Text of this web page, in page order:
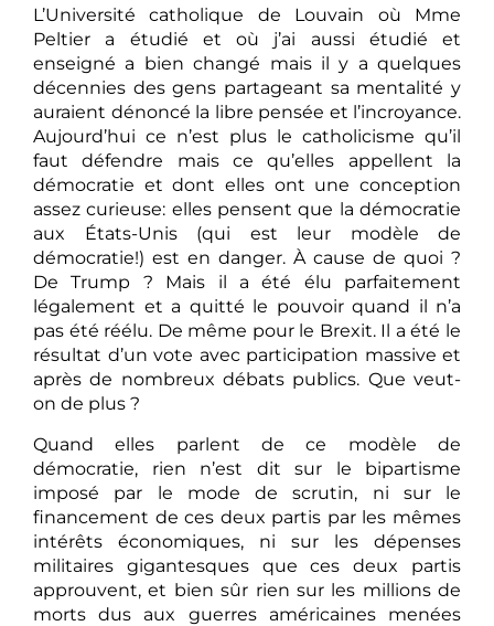
L’Université catholique de Louvain où Mme
Peltier a étudié et où j’ai aussi étudié et
enseigné a bien changé mais il y a quelques
décennies des gens partageant sa mentalité y
auraient dénoncé la libre pensée et l’incroyance.
Aujourd’hui ce n’est plus le catholicisme qu’il
faut défendre mais ce qu’elles appellent la
démocratie et dont elles ont une conception
assez curieuse: elles pensent que la démocratie
aux États-Unis (qui est leur modèle de
démocratie!) est en danger. À cause de quoi ?
De Trump ? Mais il a été élu parfaitement
légalement et a quitté le pouvoir quand il n’a
pas été réélu. De même pour le Brexit. Il a été le
résultat d’un vote avec participation massive et
après de nombreux débats publics. Que veut-
on de plus ?
Quand elles parlent de ce modèle de
démocratie, rien n’est dit sur le bipartisme
imposé par le mode de scrutin, ni sur le
financement de ces deux partis par les mêmes
intérêts économiques, ni sur les dépenses
militaires gigantesques que ces deux partis
approuvent, et bien sûr rien sur les millions de
morts dus aux guerres américaines menées